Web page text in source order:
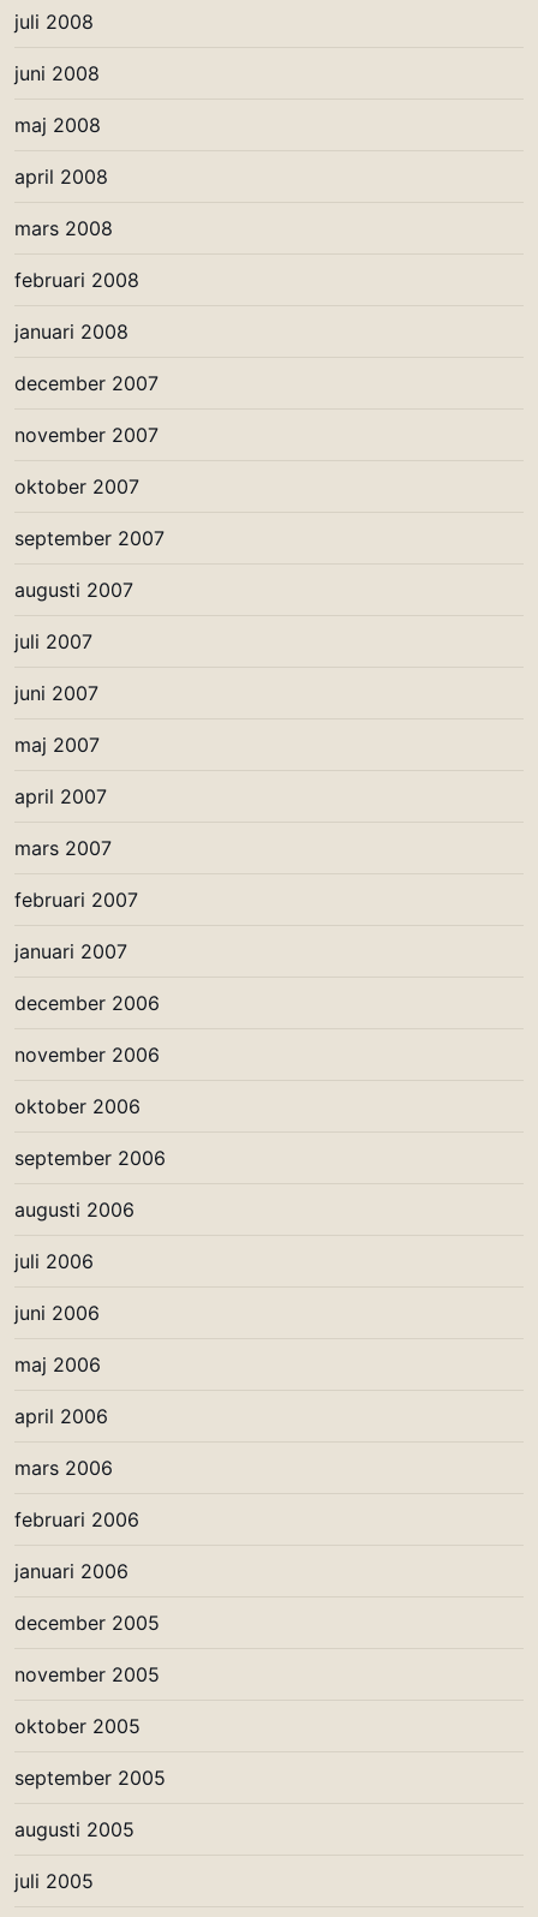
juli 2008
juni 2008
maj 2008
april 2008
mars 2008
februari 2008
januari 2008
december 2007
november 2007
oktober 2007
september 2007
augusti 2007
juli 2007
juni 2007
maj 2007
april 2007
mars 2007
februari 2007
januari 2007
december 2006
november 2006
oktober 2006
september 2006
augusti 2006
juli 2006
juni 2006
maj 2006
april 2006
mars 2006
februari 2006
januari 2006
december 2005
november 2005
oktober 2005
september 2005
augusti 2005
juli 2005